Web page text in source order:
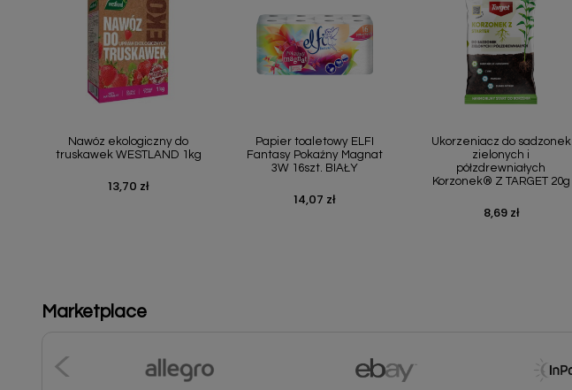
Nawóz ekologiczny do
truskawek WESTLAND 1kg
Cena
13,70 zł
Papier toaletowy ELFI
Fantasy Pokaźny Magnat
3W 16szt. BIAŁY
Cena
14,07 zł
Ukorzeniacz do sadzonek
zielonych i
półzdrewniałych
Korzonek® Z TARGET 20g
Cena
8,69 zł
Marketplace